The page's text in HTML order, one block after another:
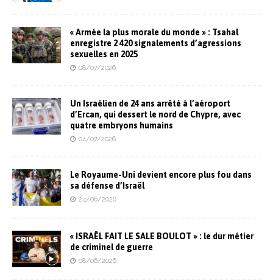
« Armée la plus morale du monde » : Tsahal
enregistre 2 420 signalements d’agressions
sexuelles en 2025
08/07/2026
Un Israélien de 24 ans arrêté à l’aéroport
d’Ercan, qui dessert le nord de Chypre, avec
quatre embryons humains
04/07/2026
Le Royaume-Uni devient encore plus fou dans
sa défense d’Israël
24/06/2026
« ISRAËL FAIT LE SALE BOULOT » : le dur métier
de criminel de guerre
08/06/2026